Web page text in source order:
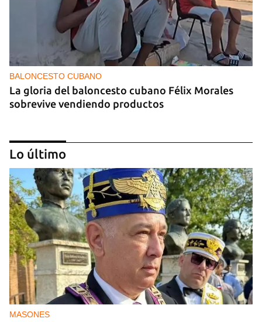
BALONCESTO CUBANO
La gloria del baloncesto cubano Félix Morales
sobrevive vendiendo productos
DEPORTES
El cubano Wilfredo León, campeón con Polonia
en la Liga de Naciones de Voleibol 2026
Lo último
MASONES